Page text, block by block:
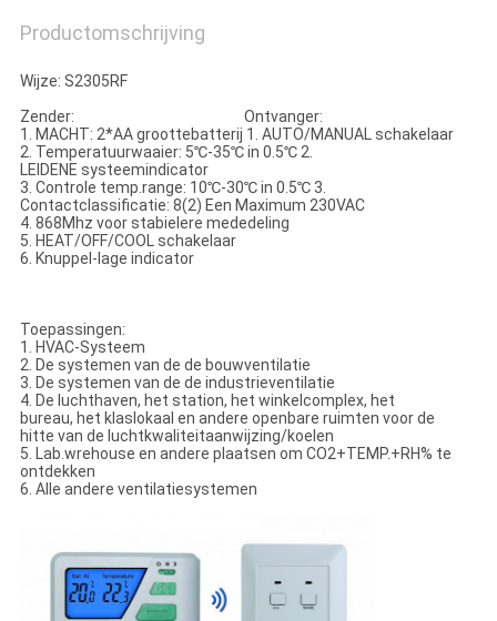
Productomschrijving
Wijze: S2305RF
Zender: Ontvanger:
1. MACHT: 2*AA groottebatterij 1. AUTO/MANUAL schakelaar
2. Temperatuurwaaier: 5℃-35℃ in 0.5℃ 2.
LEIDENE systeemindicator
3. Controle temp.range: 10℃-30℃ in 0.5℃ 3.
Contactclassificatie: 8(2) Een Maximum 230VAC
4. 868Mhz voor stabielere mededeling
5. HEAT/OFF/COOL schakelaar
6. Knuppel-lage indicator
Toepassingen:
1. HVAC-Systeem
2. De systemen van de de bouwventilatie
3. De systemen van de de industrieventilatie
4. De luchthaven, het station, het winkelcomplex, het
bureau, het klaslokaal en andere openbare ruimten voor de
hitte van de luchtkwaliteitaanwijzing/koelen
5. Lab.wrehouse en andere plaatsen om CO2+TEMP.+RH% te
ontdekken
6. Alle andere ventilatiesystemen